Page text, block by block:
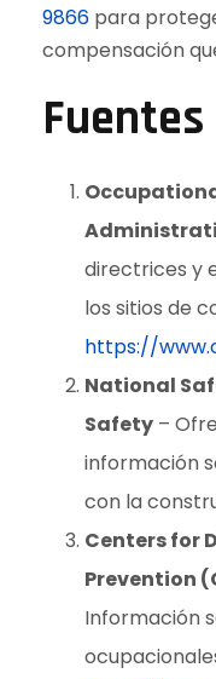
9866 para
compensación
Fuentes
directrices y
los sitios de
https://
National
Safety –
información
con la
Centers for
Prevention
Información